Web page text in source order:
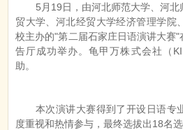
5月19日，由河北师范大学、河
贸大学、河北经贸大学经济管理学院
校主办的"第二届石家庄日语演讲大赛
告厅成功举办。龟甲万株式会社（
助。
本次演讲大赛得到了开设日语专
度重视和热情参与，最终选拔出18名